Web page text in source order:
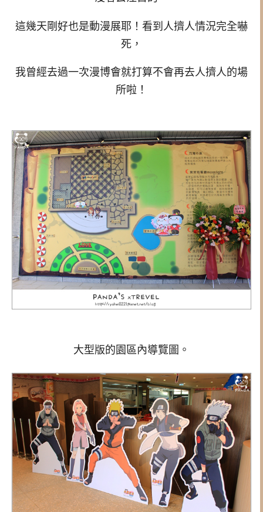
這幾天剛好也是動漫展耶！看到人擠人情況完全嚇
死，
我曾經去過一次漫博會就打算不會再去人擠人的場
所啦！
大型版的園區內導覽圖。